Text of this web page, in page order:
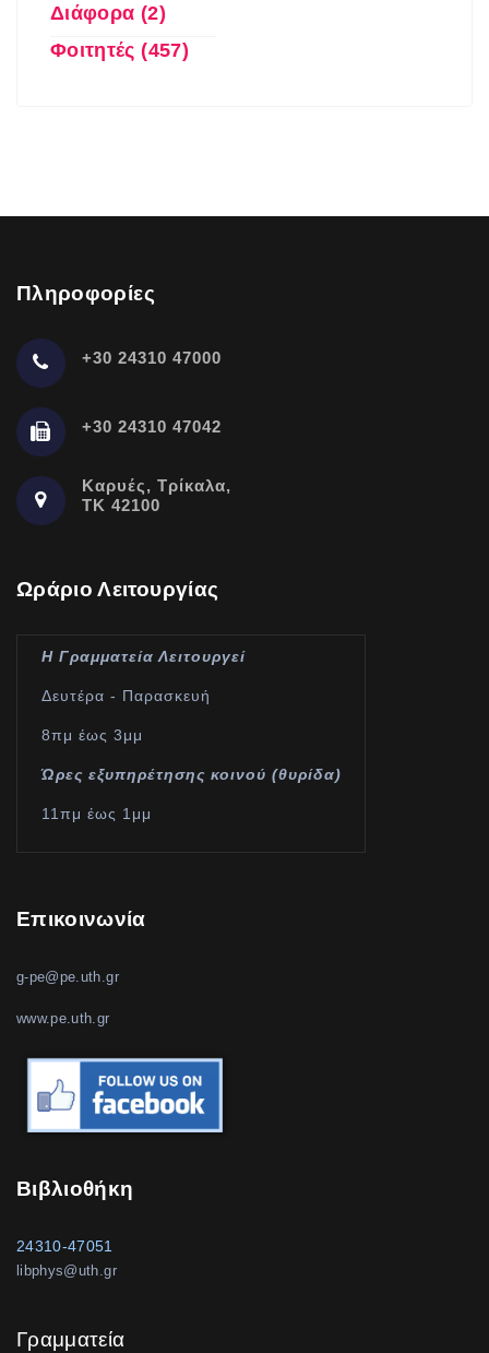
Διάφορα (2)
Φοιτητές (457)
Πληροφορίες
+30 24310 47000
+30 24310 47042
Καρυές, Τρίκαλα,
ΤΚ 42100
Ωράριο Λειτουργίας
Η Γραμματεία Λειτουργεί
Δευτέρα - Παρασκευή
8πμ έως 3μμ
Ώρες εξυπηρέτησης κοινού (θυρίδα)
11πμ έως 1μμ
Επικοινωνία
g-pe@pe.uth.gr
www.pe.uth.gr
Βιβλιοθήκη
24310-47051
libphys@uth.gr
Γραμματεία